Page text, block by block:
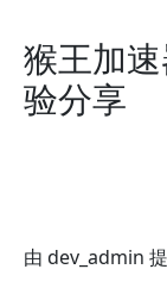
猴王加
验分享
由 dev_admin